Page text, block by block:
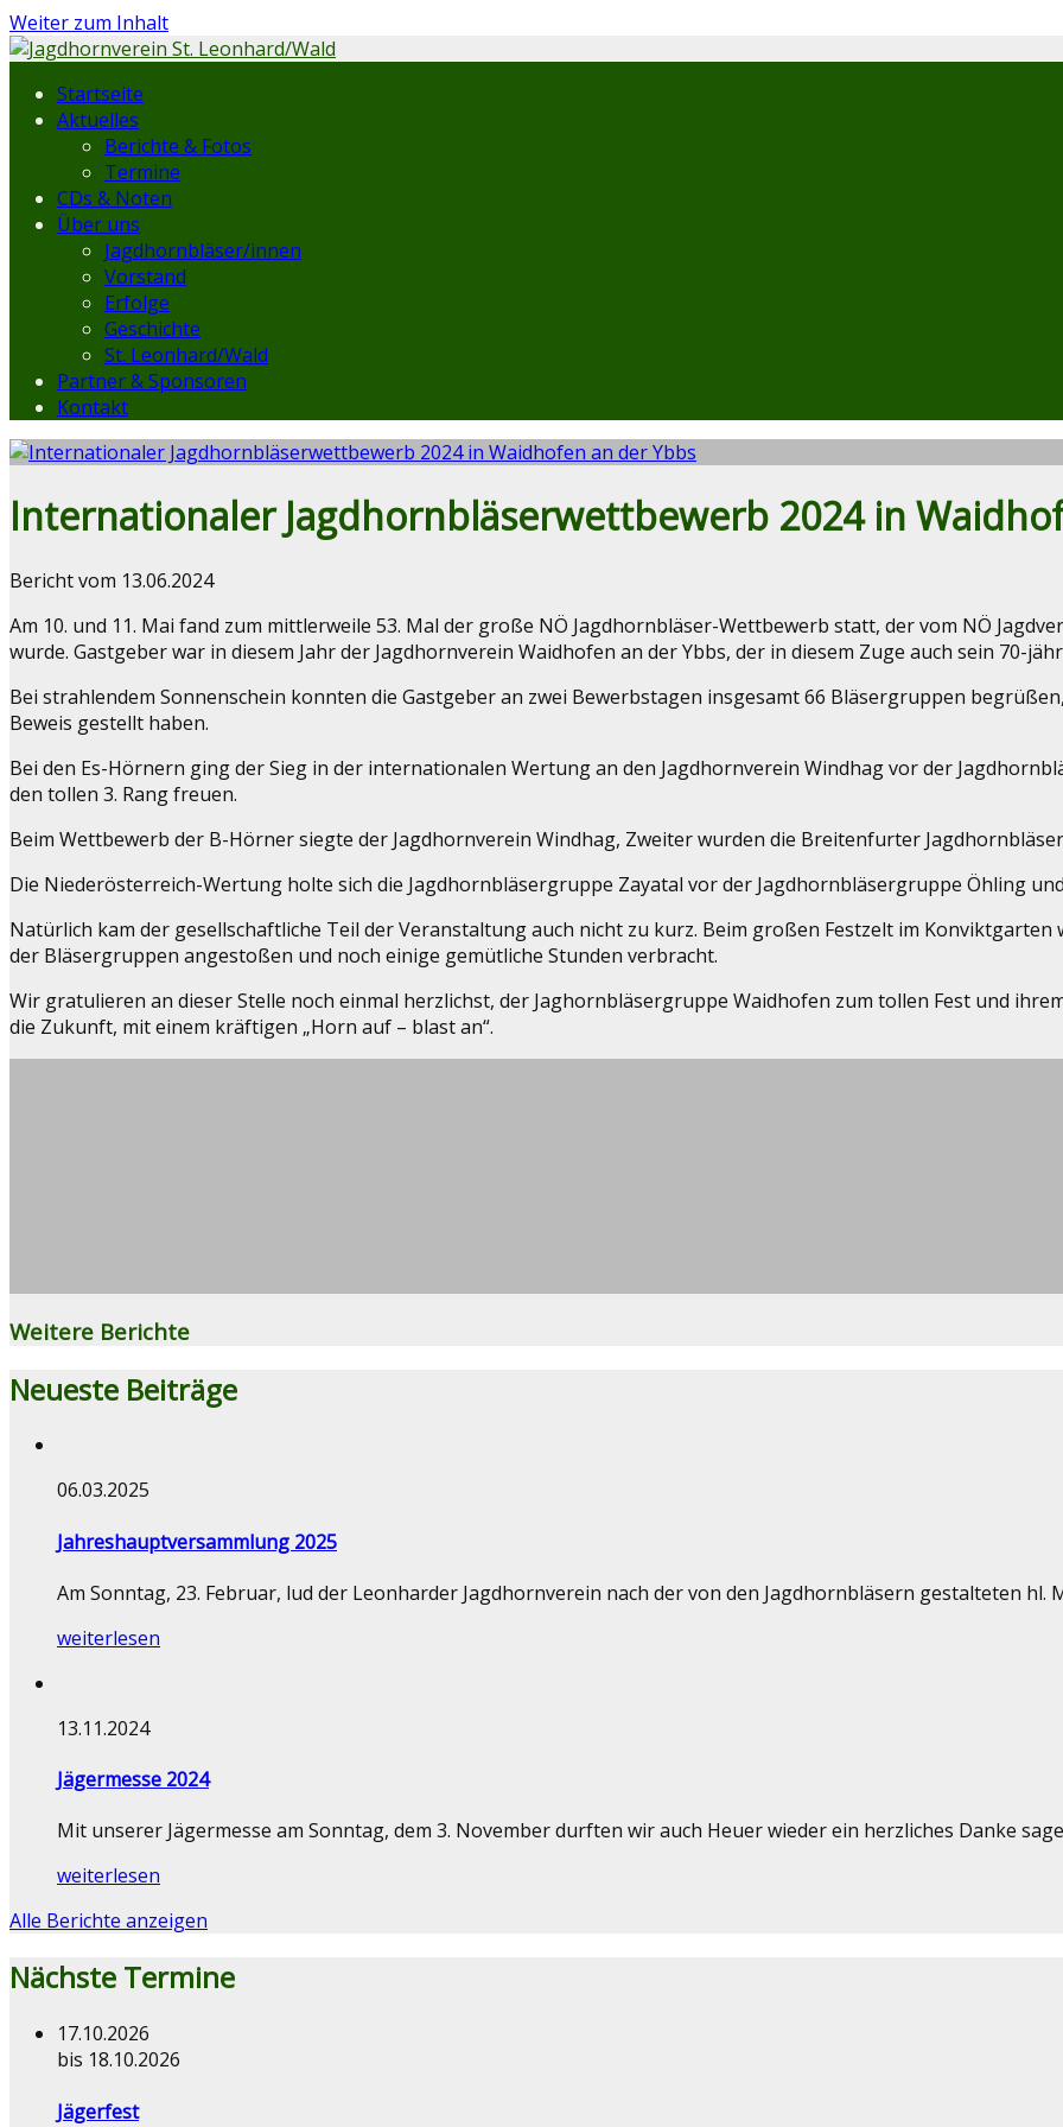
Weiter zum Inhalt
Startseite
Aktuelles
Berichte & Fotos
Termine
CDs & Noten
Über uns
Jagdhornbläser/innen
Vorstand
Erfolge
Geschichte
St. Leonhard/Wald
Partner & Sponsoren
Kontakt
Internationaler Jagdhornbläserwettbewerb 2024 in
Bericht vom 13.06.2024
Am 10. und 11. Mai fand zum mittlerweile 53. Mal der große NÖ Jagdhornbläser-Wettbewerb statt, der vom NÖ
wurde. Gastgeber war in diesem Jahr der Jagdhornverein Waidhofen an der Ybbs, der in diesem Zuge auch sein 70-
Bei strahlendem Sonnenschein konnten die Gastgeber an zwei Bewerbstagen insgesamt 66 Bläsergruppen
Beweis gestellt haben.
Bei den Es-Hörnern ging der Sieg in der internationalen Wertung an den Jagdhornverein Windhag vor der
den tollen 3. Rang freuen.
Beim Wettbewerb der B-Hörner siegte der Jagdhornverein Windhag, Zweiter wurden die Breitenfurter
Die Niederösterreich-Wertung holte sich die Jagdhornbläsergruppe Zayatal vor der Jagdhornbläsergruppe Öhling
Natürlich kam der gesellschaftliche Teil der Veranstaltung auch nicht zu kurz. Beim großen Festzelt im
der Bläsergruppen angestoßen und noch einige gemütliche Stunden verbracht.
Wir gratulieren an dieser Stelle noch einmal herzlichst, der Jaghornbläsergruppe Waidhofen zum tollen Fest und
die Zukunft, mit einem kräftigen „Horn auf – blast an“.
Weitere Berichte
Neueste Beiträge
06.03.2025
Jahreshauptversammlung 2025
Am Sonntag, 23. Februar, lud der Leonharder Jagdhornverein nach der von den Jagdhornbläsern gestalteten hl.
weiterlesen
13.11.2024
Jägermesse 2024
Mit unserer Jägermesse am Sonntag, dem 3. November durften wir auch Heuer wieder ein herzliches Danke
weiterlesen
Alle Berichte anzeigen
Nächste Termine
17.10.2026
bis 18.10.2026
Jägerfest